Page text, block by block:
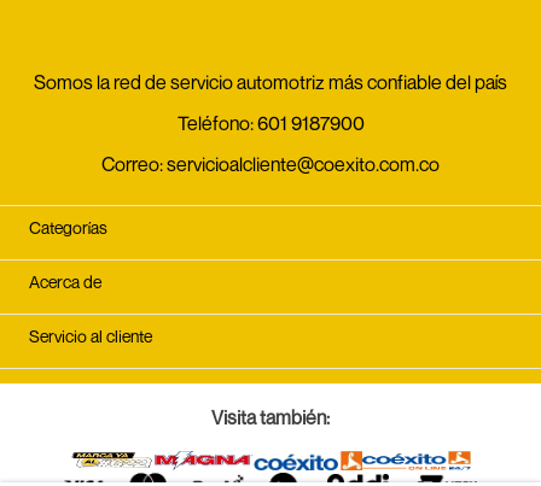
Somos la red de servicio automotriz más confiable del país
Teléfono:601 9187900
Correo:servicioalcliente@coexito.com.co
Categorías
Acerca de
Servicio al cliente
Visita también: